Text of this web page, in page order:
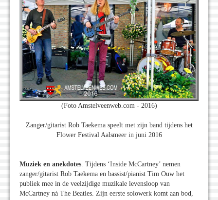
(Foto Amstelveenweb.com - 2016)
Zanger/gitarist Rob Taekema speelt met zijn band tijdens het
Flower Festival Aalsmeer in juni 2016
Muziek en anekdotes. Tijdens ‘Inside McCartney’ nemen
zanger/gitarist Rob Taekema en bassist/pianist Tim Ouw het
publiek mee in de veelzijdige muzikale levensloop van
McCartney ná The Beatles. Zijn eerste solowerk komt aan bod,